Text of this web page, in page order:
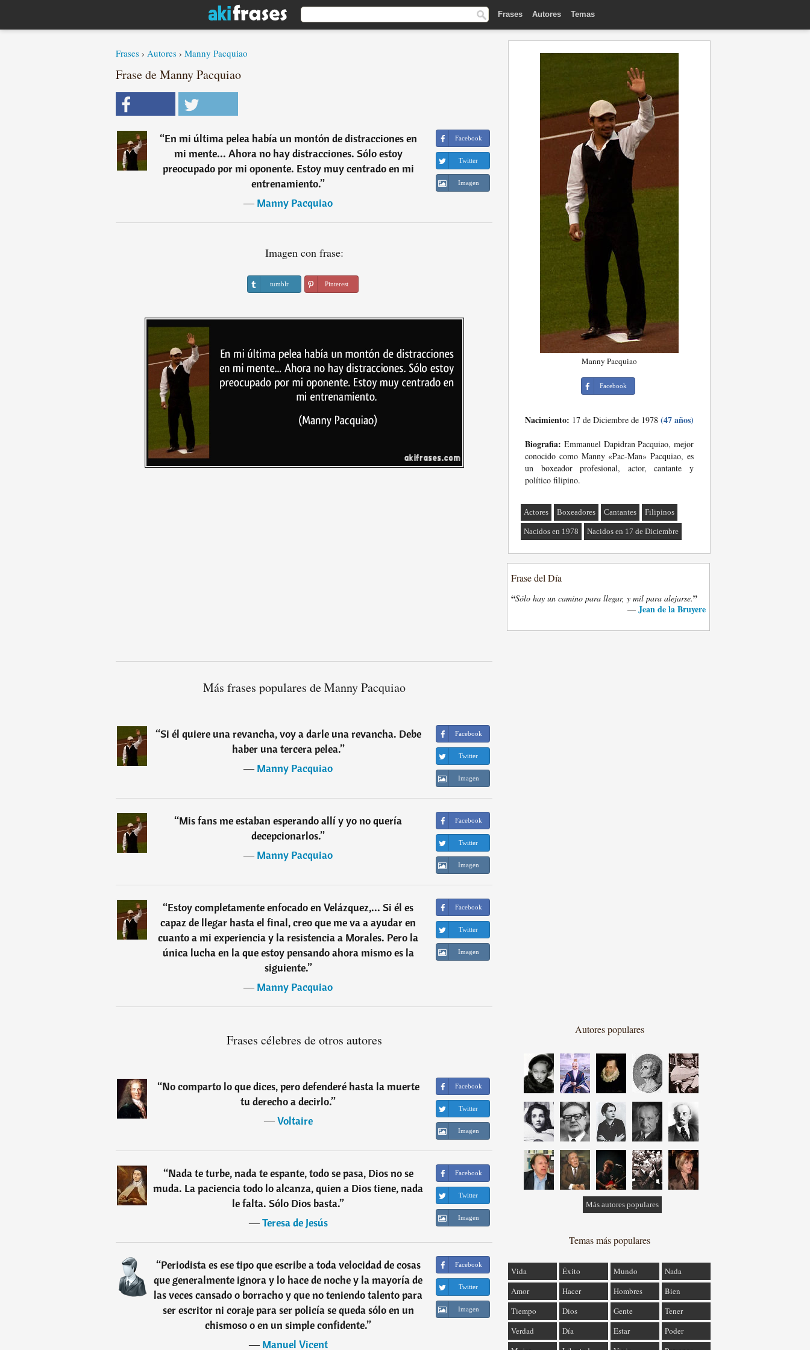
Frases Autores Temas
Frases › Autores › Manny Pacquiao
Frase de Manny Pacquiao
“En mi última pelea había un montón de distracciones en
mi mente... Ahora no hay distracciones. Sólo estoy
preocupado por mi oponente. Estoy muy centrado en mi
entrenamiento.”
―Manny Pacquiao
Facebook
Twitter
Imagen
Imagen con frase:
tumblr Pinterest
Más frases populares de Manny Pacquiao
“Si él quiere una revancha, voy a darle una revancha. Debe
haber una tercera pelea.”
―Manny Pacquiao
Facebook
Twitter
Imagen
“Mis fans me estaban esperando allí y yo no quería
decepcionarlos.”
―Manny Pacquiao
Facebook
Twitter
Imagen
“Estoy completamente enfocado en Velázquez,... Si él es
capaz de llegar hasta el final, creo que me va a ayudar en
cuanto a mi experiencia y la resistencia a Morales. Pero la
única lucha en la que estoy pensando ahora mismo es la
siguiente.”
―Manny Pacquiao
Facebook
Twitter
Imagen
Frases célebres de otros autores
“No comparto lo que dices, pero defenderé hasta la muerte
tu derecho a decirlo.”
―Voltaire
Facebook
Twitter
Imagen
“Nada te turbe, nada te espante, todo se pasa, Dios no se
muda. La paciencia todo lo alcanza, quien a Dios tiene, nada
le falta. Sólo Dios basta.”
―Teresa de Jesús
Facebook
Twitter
Imagen
“Periodista es ese tipo que escribe a toda velocidad de cosas
que generalmente ignora y lo hace de noche y la mayoría de
las veces cansado o borracho y que no teniendo talento para
ser escritor ni coraje para ser policía se queda sólo en un
chismoso o en un simple confidente.”
―Manuel Vicent
Facebook
Twitter
Imagen
Manny Pacquiao
Facebook
Nacimiento: 17 de Diciembre de 1978 (47 años)
Biografia: Emmanuel Dapidran Pacquiao, mejor
conocido como Manny «Pac-Man» Pacquiao, es
un boxeador profesional, actor, cantante y
político filipino.
Actores Boxeadores Cantantes Filipinos
Nacidos en 1978 Nacidos en 17 de Diciembre
Frase del Día
“Sólo hay un camino para llegar, y mil para alejarse.”
— Jean de la Bruyere
Autores populares
Más autores populares
Temas más populares
Vida Éxito Mundo
Nada
Amor
Hacer Hombres
Bien
Tiempo
Dios Gente
Tener
Verdad
Día Estar
Poder